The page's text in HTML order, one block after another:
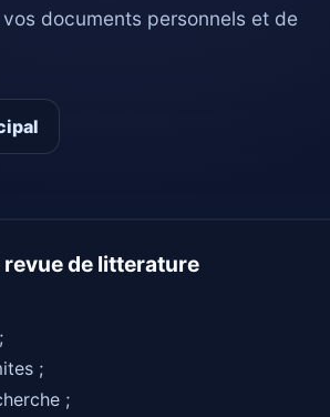
documents personnels et de
revue de litterature
;
;